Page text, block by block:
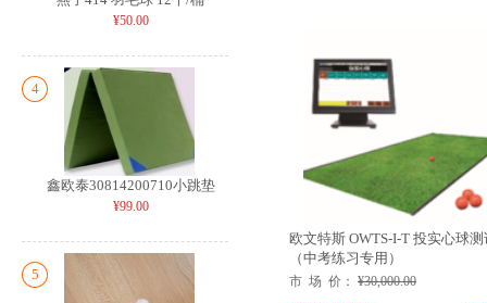
¥50.00
4
鑫欧泰30814200710小跳垫
¥99.00
5
欧文特斯 OWTS-I-T 投实心球
（中考练习专用）
市 场 价： ¥30,000.00